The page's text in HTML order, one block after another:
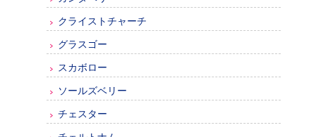
クライストチャーチ
グラスゴー
スカボロー
ソールズベリー
チェスター